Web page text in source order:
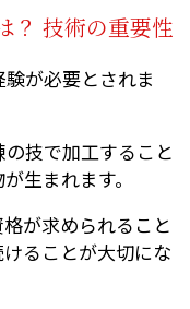
？ 技術の重要性
が必要とされま
技で加工すること
生まれます。
が求められること
ることが大切にな